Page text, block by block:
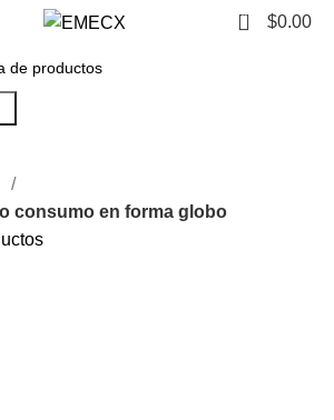
0 $0.00
consumo en forma globo